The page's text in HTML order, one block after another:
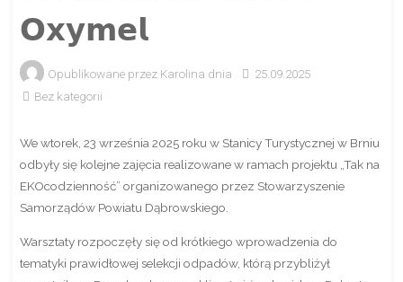
𝗢𝘅𝘆𝗺𝗲𝗹
Opublikowane przez Karolina dnia
25.09.2025
Bez kategorii
We wtorek, 23 września 2025 roku w Stanicy Turystycznej w Brniu
odbyły się kolejne zajęcia realizowane w ramach projektu „Tak na
EKOcodzienność” organizowanego przez Stowarzyszenie
Samorządów Powiatu Dąbrowskiego.
Warsztaty rozpoczęły się od krótkiego wprowadzenia do
tematyki prawidłowej selekcji odpadów, którą przybliżył